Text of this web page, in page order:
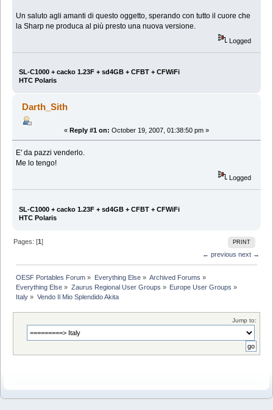
Un saluto agli amanti di questo oggetto, sperando con tutto il cuore che
la Sharp ne produca al più presto una nuova versione.
Logged
SL-C1000 + cacko 1.23F + sd4GB + CFBT + CFWiFi
HTC Polaris
Darth_Sith
« Reply #1 on: October 19, 2007, 01:38:50 pm »
E' da pazzi venderlo.
Me lo tengo!
Logged
SL-C1000 + cacko 1.23F + sd4GB + CFBT + CFWiFi
HTC Polaris
PRINT
Pages: [1]
← previous next →
OESF Portables Forum » Everything Else» Archived Forums »
Everything Else » Zaurus Regional User Groups » Europe User Groups »
Italy » Vendo Il Mio Splendido Akita
Jump to: